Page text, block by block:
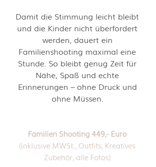
Damit die Stimmung leicht bleibt
und die Kinder nicht überfordert
werden, dauert ein
Familienshooting maximal eine
Stunde. So bleibt genug Zeit für
Nähe, Spaß und echte
Erinnerungen – ohne Druck und
ohne Müssen.
Familien Shooting 449,- Euro
(inklusive MWSt., Outfits, Kreatives
Zubehör, alle Fotos)